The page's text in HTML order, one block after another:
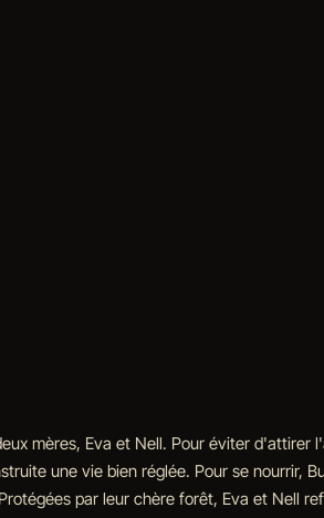
mères, Eva et Nell. Pour éviter
une vie bien réglée. Pour se nourrir,
par leur chère forêt, Eva et Nell